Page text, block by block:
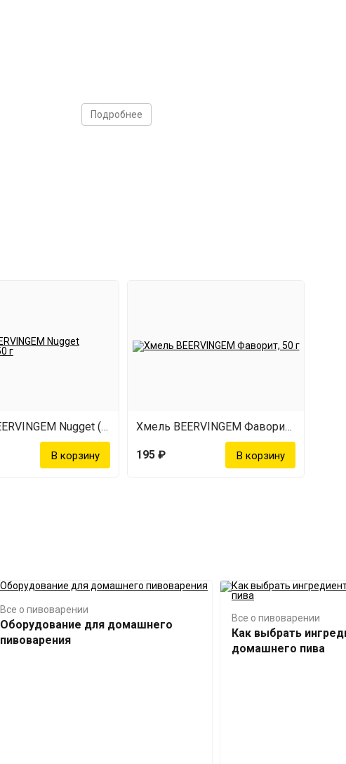
Подробнее
Хмель BEERVINGEM Nugget (Наггет), 50 г Хмель BEERVINGEM Фаворит, 50 г
195 ₽
Все о пивоварении
Оборудование для домашнего
пивоварения
Все о пивоварении
Как выбрать
домашнего пива